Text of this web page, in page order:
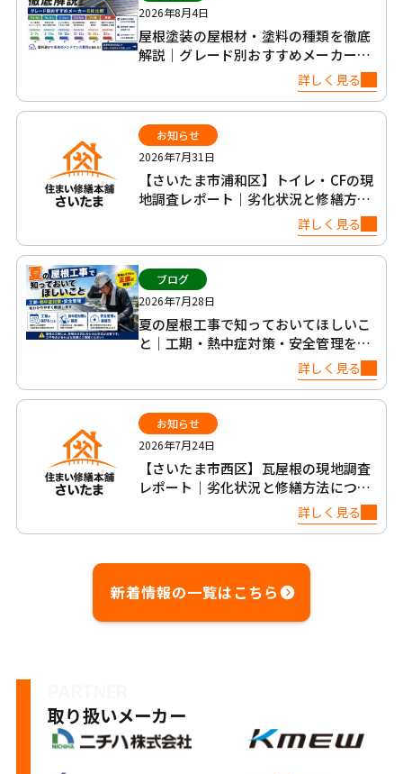
2026年8月4日
屋根塗装の屋根材・塗料の種類を徹底
解説｜グレード別おすすめメーカー6
詳しく見る
お知らせ
2026年7月31日
【さいたま市浦和区】トイレ・CFの現
地調査レポート｜劣化状況と修繕方法
詳しく見る
ブログ
2026年7月28日
夏の屋根工事で知っておいてほしいこ
と｜工期・熱中症対策・安全管理を正
詳しく見る
お知らせ
2026年7月24日
【さいたま市西区】瓦屋根の現地調査
レポート｜劣化状況と修繕方法につい
詳しく見る
新着情報の一覧はこちら
取り扱いメーカー